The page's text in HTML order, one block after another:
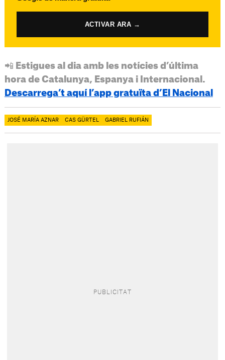
ACTIVAR ARA →
📲 Estigues al dia amb les notícies d’última
hora de Catalunya, Espanya i Internacional.
Descarrega’t aquí l’app gratuïta d’El Nacional
JOSÉ MARÍA AZNAR CAS GÜRTEL GABRIEL RUFIÁN